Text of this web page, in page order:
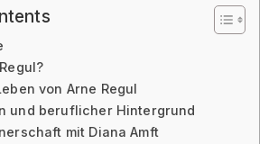
von Arne Regul
und beruflicher Hintergrund
mit Diana Amft